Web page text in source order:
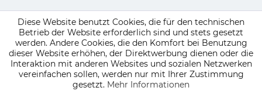
Diese Website benutzt Cookies, die für den technischen
Betrieb der Website erforderlich sind und stets gesetzt
werden. Andere Cookies, die den Komfort bei Benutzung
dieser Website erhöhen, der Direktwerbung dienen oder die
Interaktion mit anderen Websites und sozialen Netzwerken
vereinfachen sollen, werden nur mit Ihrer Zustimmung
gesetzt. Mehr Informationen